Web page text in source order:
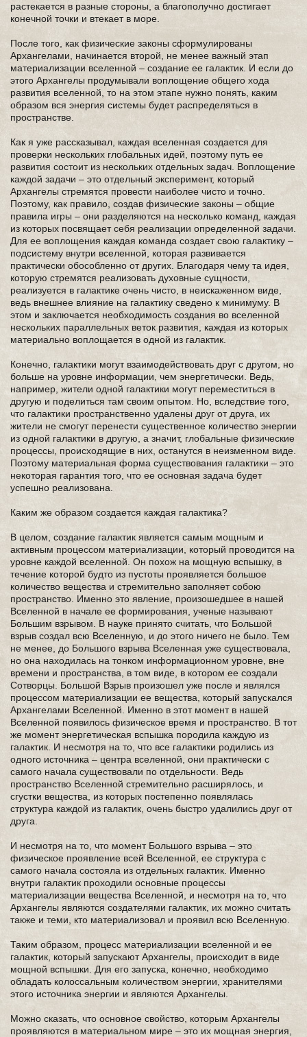
растекается в разные стороны, а благополучно достигает
конечной точки и втекает в море.
После того, как физические законы сформулированы
Архангелами, начинается второй, не менее важный этап
материализации вселенной – создание ее галактик. И если до
этого Архангелы продумывали воплощение общего хода
развития вселенной, то на этом этапе нужно понять, каким
образом вся энергия системы будет распределяться в
пространстве.
Как я уже рассказывал, каждая вселенная создается для
проверки нескольких глобальных идей, поэтому путь ее
развития состоит из нескольких отдельных задач. Воплощение
каждой задачи – это отдельный эксперимент, который
Архангелы стремятся провести наиболее чисто и точно.
Поэтому, как правило, создав физические законы – общие
правила игры – они разделяются на несколько команд, каждая
из которых посвящает себя реализации определенной задачи.
Для ее воплощения каждая команда создает свою галактику –
подсистему внутри вселенной, которая развивается
практически обособленно от других. Благодаря чему та идея,
которую стремятся реализовать духовные сущности,
реализуется в галактике очень чисто, в неискаженном виде,
ведь внешнее влияние на галактику сведено к минимуму. В
этом и заключается необходимость создания во вселенной
нескольких параллельных веток развития, каждая из которых
материально воплощается в одной из галактик.
Конечно, галактики могут взаимодействовать друг с другом, но
больше на уровне информации, чем энергетически. Ведь,
например, жители одной галактики могут переместиться в
другую и поделиться там своим опытом. Но, вследствие того,
что галактики пространственно удалены друг от друга, их
жители не смогут перенести существенное количество энергии
из одной галактики в другую, а значит, глобальные физические
процессы, происходящие в них, останутся в неизменном виде.
Поэтому материальная форма существования галактики – это
некоторая гарантия того, что ее основная задача будет
успешно реализована.
Каким же образом создается каждая галактика?
В целом, создание галактик является самым мощным и
активным процессом материализации, который проводится на
уровне каждой вселенной. Он похож на мощную вспышку, в
течение которой будто из пустоты проявляется большое
количество вещества и стремительно заполняет собою
пространство. Именно это явление, произошедшее в нашей
Вселенной в начале ее формирования, ученые называют
Большим взрывом. В науке принято считать, что Большой
взрыв создал всю Вселенную, и до этого ничего не было. Тем
не менее, до Большого взрыва Вселенная уже существовала,
но она находилась на тонком информационном уровне, вне
времени и пространства, в том виде, в котором ее создали
Сотворцы. Большой Взрыв произошел уже после и являлся
процессом материализации ее вещества, который запускался
Архангелами Вселенной. Именно в этот момент в нашей
Вселенной появилось физическое время и пространство. В тот
же момент энергетическая вспышка породила каждую из
галактик. И несмотря на то, что все галактики родились из
одного источника – центра вселенной, они практически с
самого начала существовали по отдельности. Ведь
пространство Вселенной стремительно расширялось, и
сгустки вещества, из которых постепенно появлялась
структура каждой из галактик, очень быстро удалились друг от
друга.
И несмотря на то, что момент Большого взрыва – это
физическое проявление всей Вселенной, ее структура с
самого начала состояла из отдельных галактик. Именно
внутри галактик проходили основные процессы
материализации вещества Вселенной, и несмотря на то, что
Архангелы являются создателями галактик, их можно считать
также и теми, кто материализовал и проявил всю Вселенную.
Таким образом, процесс материализации вселенной и ее
галактик, который запускают Архангелы, происходит в виде
мощной вспышки. Для его запуска, конечно, необходимо
обладать колоссальным количеством энергии, хранителями
этого источника энергии и являются Архангелы.
Можно сказать, что основное свойство, которым Архангелы
проявляются в материальном мире – это их мощная энергия,